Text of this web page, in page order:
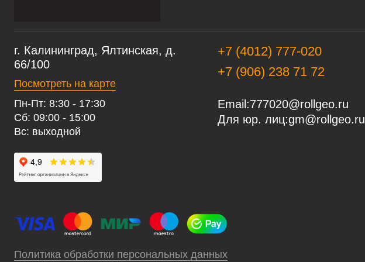
г. Калининград, Ялтинская, д.
66/100
Посмотреть на карте
+7 (4012) 777-020
+7 (906) 238 71 72
Email:777020@rollgeo.ru
Для юр. лиц:gm@rollgeo.ru
Пн-Пт: 8:30 - 17:30
Сб: 09:00 - 15:00
Вс: выходной
Политика обработки персональных данных